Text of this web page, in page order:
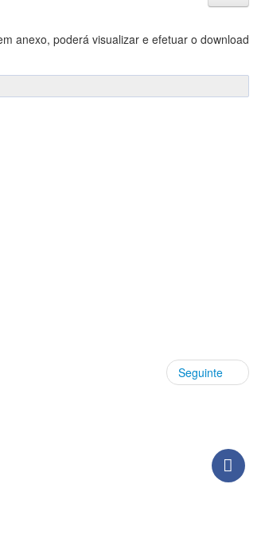
anexo, poderá visualizar e efetuar o download
Seguinte